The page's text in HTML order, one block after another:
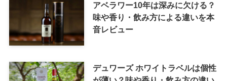
アベラワー10年は深みに欠ける？
味や香り・飲み方による違いを本
音レビュー
デュワーズ ホワイトラベルは個性